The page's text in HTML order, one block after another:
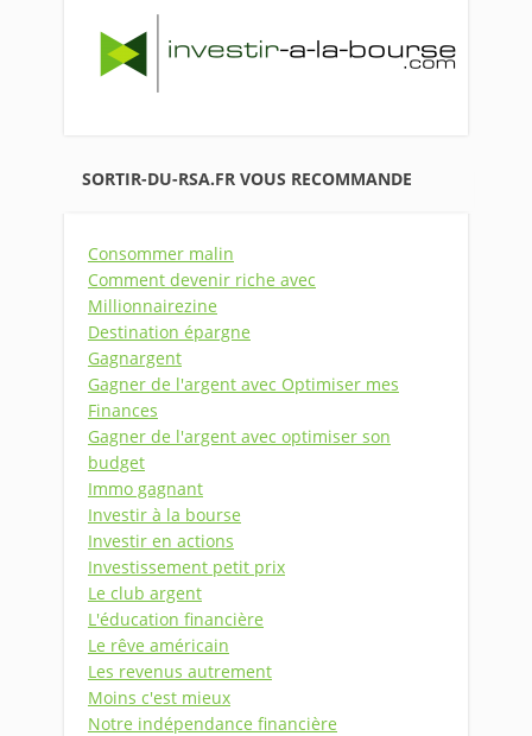
SORTIR-DU-RSA.FR VOUS RECOMMANDE
Consommer malin
Comment devenir riche avec
Millionnairezine
Destination épargne
Gagnargent
Gagner de l'argent avec Optimiser mes
Finances
Gagner de l'argent avec optimiser son
budget
Immo gagnant
Investir à la bourse
Investir en actions
Investissement petit prix
Le club argent
L'éducation financière
Le rêve américain
Les revenus autrement
Moins c'est mieux
Notre indépendance financière